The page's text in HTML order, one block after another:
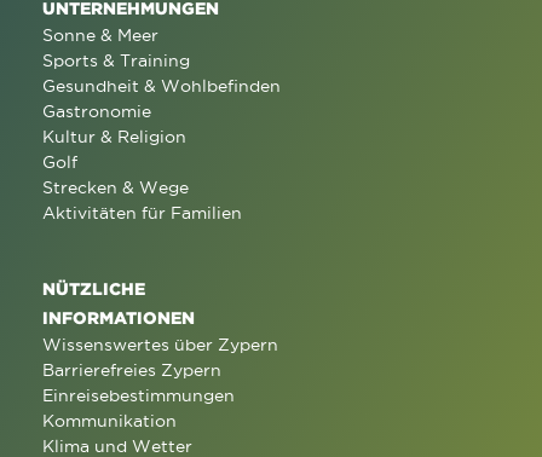
UNTERNEHMUNGEN
Sonne & Meer
Sports & Training
Gesundheit & Wohlbefinden
Gastronomie
Kultur & Religion
Golf
Strecken & Wege
Aktivitäten für Familien
NÜTZLICHE
INFORMATIONEN
Wissenswertes über Zypern
Barrierefreies Zypern
Einreisebestimmungen
Kommunikation
Klima und Wetter